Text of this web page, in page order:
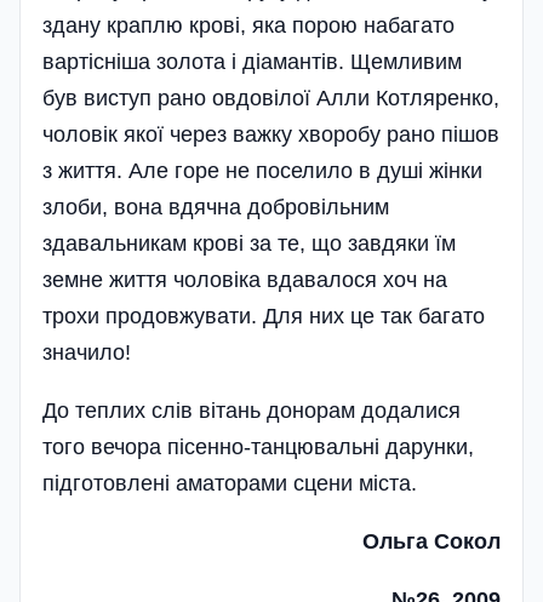
здану краплю крові, яка порою набагато
вартісніша золота і діамантів. Щемливим
був виступ рано овдовілої Алли Котляренко,
чоловік якої через важку хворобу рано пішов
з життя. Але горе не поселило в душі жінки
злоби, вона вдячна добровільним
здавальникам крові за те, що завдяки їм
земне життя чолові­ка вдавалося хоч на
трохи продовжувати. Для них це так багато
значило!
До теплих слів вітань донорам додалися
того вечора пісенно-танцювальні дарунки,
підготовлені аматорами сцени міста.
Ольга Сокол